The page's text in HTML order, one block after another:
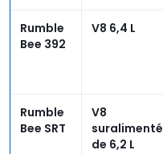
Rumble
Bee 392
V8 6,4 L
Rumble
Bee SRT
V8
suralimenté
de 6,2 L